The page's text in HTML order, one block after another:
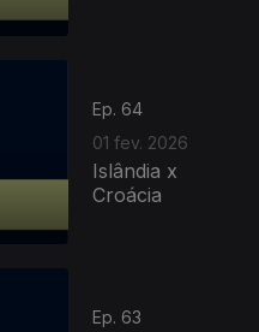
Ep. 64
01 fev. 2026
Islândia x
Croácia
Ep. 63